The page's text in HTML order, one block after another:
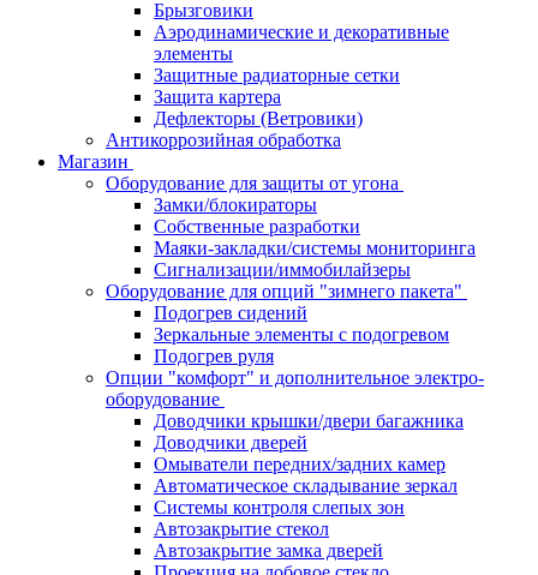
Брызговики
Аэродинамические и декоративные
элементы
Защитные радиаторные сетки
Защита картера
Дефлекторы (Ветровики)
Антикоррозийная обработка
Магазин
Оборудование для защиты от угона
Замки/блокираторы
Собственные разработки
Маяки-закладки/системы мониторинга
Сигнализации/иммобилайзеры
Оборудование для опций "зимнего пакета"
Подогрев сидений
Зеркальные элементы с подогревом
Подогрев руля
Опции "комфорт" и дополнительное электро-
оборудование
Доводчики крышки/двери багажника
Доводчики дверей
Омыватели передних/задних камер
Автоматическое складывание зеркал
Системы контроля слепых зон
Автозакрытие стекол
Автозакрытие замка дверей